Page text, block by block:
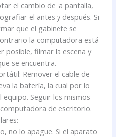
el cambio de la pantalla,
el antes y después. Si
que el gabinete se
la computadora está
posible, filmar la escena y
se encuentra.
Remover el cable de
la batería, la cual por lo
equipo. Seguir los mismos
de escritorio.
no lo apague. Si el aparato